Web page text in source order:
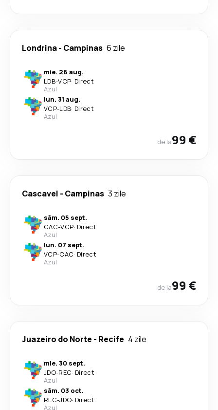
Londrina- Campinas 6 zile
mie. 26 aug.
LDB-VCP· Direct
Azul
lun. 31 aug.
VCP-LDB· Direct
Azul
de la99 €
Cascavel - Campinas 3 zile
sâm. 05 sept.
CAC-VCP· Direct
Azul
lun. 07 sept.
VCP-CAC· Direct
Azul
de la99 €
Juazeiro do Norte - Recife 4 zile
mie. 30 sept.
JDO-REC· Direct
Azul
sâm. 03 oct.
REC-JDO· Direct
Azul